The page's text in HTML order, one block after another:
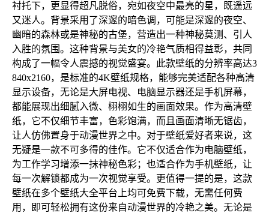
衬托下，更显得超凡脱俗，宛如夜空中最亮的星，既遥远
又迷人。背景采用了深邃的暗色调，可能是深邃的夜空、
幽暗的森林或是神秘的古堡，营造出一种神秘莫测、引人
入胜的氛围。这种背景与美女的冷艳气质相得益彰，共同
构成了一幅令人震撼的视觉盛宴。此款壁纸的分辨率高达3
840x2160，是标准的4K壁纸规格，能够完美适配各种高清
显示设备，无论是大屏电视、电脑显示器还是手机屏幕，
都能展现出细腻入微、栩栩如生的画面效果。作为高清壁
纸，它不仅细节丰富，色彩饱满，而且画面清晰无锯齿，
让人仿佛置身于动漫世界之中。对于壁纸爱好者来说，这
无疑是一款不可多得的佳作。它不仅适合作为电脑壁纸，
为工作学习增添一抹神秘色彩；也适合作为手机壁纸，让
每一次解锁都成为一次视觉享受。更值得一提的是，这款
壁纸在多个壁纸大全平台上均可免费下载，无需任何费
用，即可轻松拥有这份来自动漫世界的冷艳之美。无论是